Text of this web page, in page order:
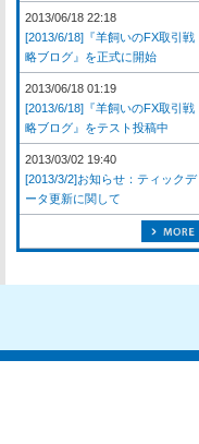
2013/06/18 22:18
[2013/6/18]『羊飼いのFX取引戦
略ブログ』を正式に開始
2013/06/18 01:19
[2013/6/18]『羊飼いのFX取引戦
略ブログ』をテスト投稿中
2013/03/02 19:40
[2013/3/2]お知らせ：ティックデ
ータ更新に関して